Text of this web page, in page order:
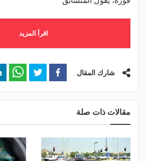
اقرأ المزيد
شارك المقال
مقالات ذات صلة